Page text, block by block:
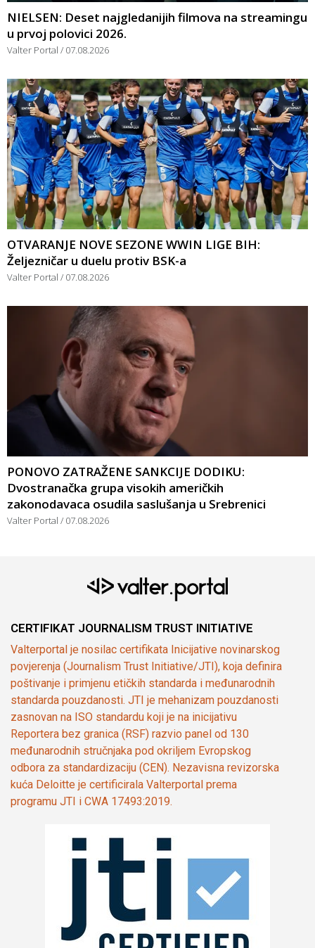
NIELSEN: Deset najgledanijih filmova na streamingu
u prvoj polovici 2026.
Valter Portal 07.08.2026
OTVARANJE NOVE SEZONE WWIN LIGE BIH:
Željezničar u duelu protiv BSK-a
Valter Portal 07.08.2026
PONOVO ZATRAŽENE SANKCIJE DODIKU:
Dvostranačka grupa visokih američkih
zakonodavaca osudila saslušanja u Srebrenici
Valter Portal 07.08.2026
CERTIFIKAT JOURNALISM TRUST INITIATIVE
Valterportal je nosilac certifikata Inicijative novinarskog
povjerenja (Journalism Trust Initiative/JTI), koja definira
poštivanje i primjenu etičkih standarda i međunarodnih
standarda pouzdanosti. JTI je mehanizam pouzdanosti
zasnovan na ISO standardu koji je na inicijativu
Reportera bez granica (RSF) razvio panel od 130
međunarodnih stručnjaka pod okriljem Evropskog
odbora za standardizaciju (CEN). Nezavisna revizorska
kuća Deloitte je certificirala Valterportal prema
programu JTI i CWA 17493:2019.